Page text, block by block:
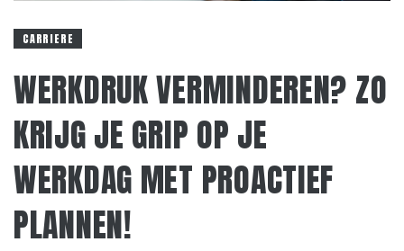
CARRIERE
WERKDRUK VERMINDEREN? ZO
KRIJG JE GRIP OP JE
WERKDAG MET PROACTIEF
PLANNEN!